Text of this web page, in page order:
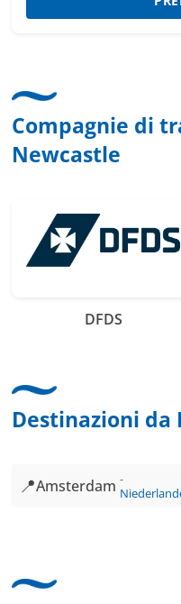
Compagnie di
Newcastle
DFDS
Destinazioni da
📍Amsterdam